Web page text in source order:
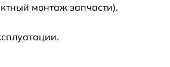
монтаж запчасти).